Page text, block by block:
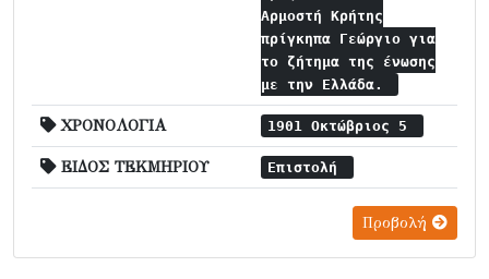
Αρμοστή Κρήτης
πρίγκηπα Γεώργιο για
το ζήτημα της ένωσης
με την Ελλάδα.
ΧΡΟΝΟΛΟΓΙΑ 1901 Οκτώβριος 5
ΕΙΔΟΣ ΤΕΚΜΗΡΙΟΥ Επιστολή
Προβολή